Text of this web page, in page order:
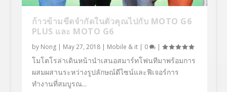
ก้าวข้ามขีดจำกัดในตัวคุณไปกับ MOTO G6
PLUS และ MOTO G6
by Nong| May 27, 2018| Mobile & it| 0 |
โมโตโรล่าเดินหน้านำเสนอสมาร์ทโฟนทีมาพร้อมการ
ผสมผสานระหว่างรูปลักษณ์ดีไซน์และฟีเจอร์การ
ทำงานที่สมบูรณ...